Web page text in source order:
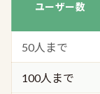
ユーザー数
50人まで
100人まで